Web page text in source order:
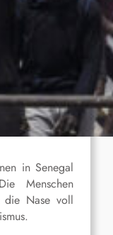
in Senegal
Menschen
die Nase voll